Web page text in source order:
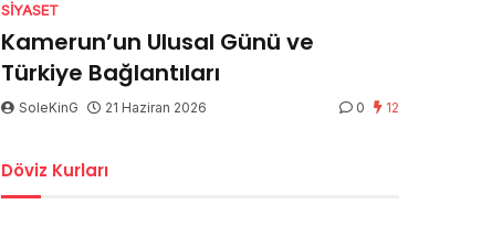
SIYASET
Kamerun’un Ulusal Günü ve
Türkiye Bağlantıları
SoleKinG 21 Haziran 2026 0 12
Döviz Kurları